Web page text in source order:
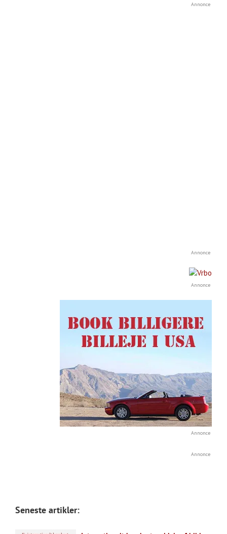
Annonce
Annonce
Annonce
Annonce
Annonce
Seneste artikler: